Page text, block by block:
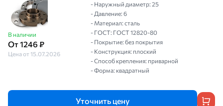
В наличии
От 1246 ₽
Цена от 15.07.2026
- Наружный диаметр: 25
- Давление: 6
- Материал: сталь
- ГОСТ: ГОСТ 12820-80
- Покрытие: без покрытия
- Конструкция: плоский
- Способ крепления: приварной
- Форма: квадратный
Уточнить цену